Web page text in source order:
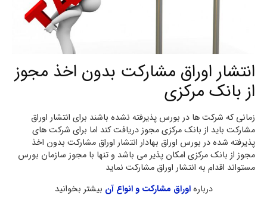
انتشار اوراق مشارکت بدون اخذ مجوز
از بانک مرکزی
زمانی که شرکت ها در بورس پذیرفته نشده باشند برای انتشار اوراق
مشارکت باید از بانک مرکزی مجوز دریافت کند اما برای شرکت های
پذیرفته شده در بورس اوراق بهادار انتشار اوراق مشارکت بدون اخذ
مجوز از بانک مرکزی امکان پذیر می باشد و تنها با مجوز سازمان بورس
مستواند اقدام به انتشار اوراق مشارکت نماید
دربارهاوراق مشارکت و انواع آن بیشتر بخوانید